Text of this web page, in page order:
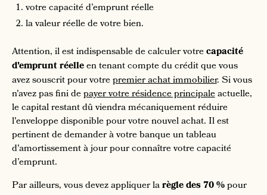
votre capacité d’emprunt réelle
la valeur réelle de votre bien.
Attention, il est indispensable de calculer votrecapacité
d'emprunt réelleen tenant compte du crédit que vous
avez souscrit pour votrepremier achat immobilier. Si vous
n'avez pas fini depayer votre résidence principaleactuelle,
le capital restant dû viendra mécaniquement réduire
l'enveloppe disponible pour votre nouvel achat. Il est
pertinent de demander à votre banque un tableau
d'amortissement à jour pour connaître votre capacité
d’emprunt.
Par ailleurs, vous devez appliquer larègle des 70 %pour